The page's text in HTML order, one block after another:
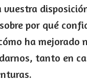
vuestra
por qué
ha mejorado
tanto en